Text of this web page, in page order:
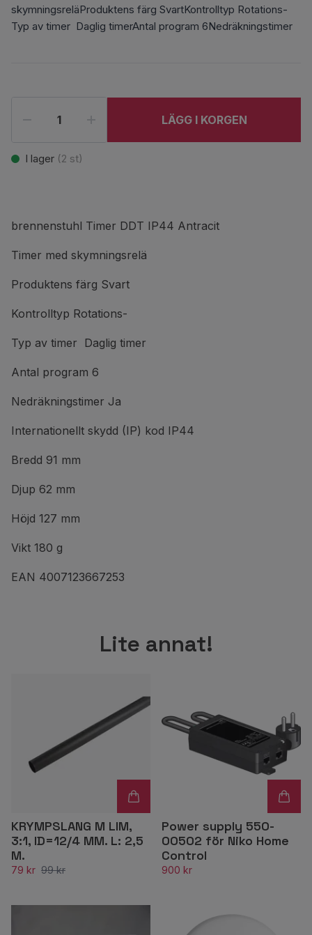
skymningsreläProduktens färg SvartKontrolltyp Rotations-
Typ av timer Daglig timerAntal program 6Nedräkningstimer
LÄGG I KORGEN
I lager (2 st)
brennenstuhl Timer DDT IP44 Antracit
Timer med skymningsrelä
Produktens färg Svart
Kontrolltyp Rotations-
Typ av timer Daglig timer
Antal program 6
Nedräkningstimer Ja
Internationellt skydd (IP) kod IP44
Bredd 91 mm
Djup 62 mm
Höjd 127 mm
Vikt 180 g
EAN 4007123667253
Lite annat!
KRYMPSLANG M LIM,
3:1, ID=12/4 MM. L: 2,5
M.
79 kr 99 kr
Power supply 550-
00502 för Niko Home
Control
900 kr